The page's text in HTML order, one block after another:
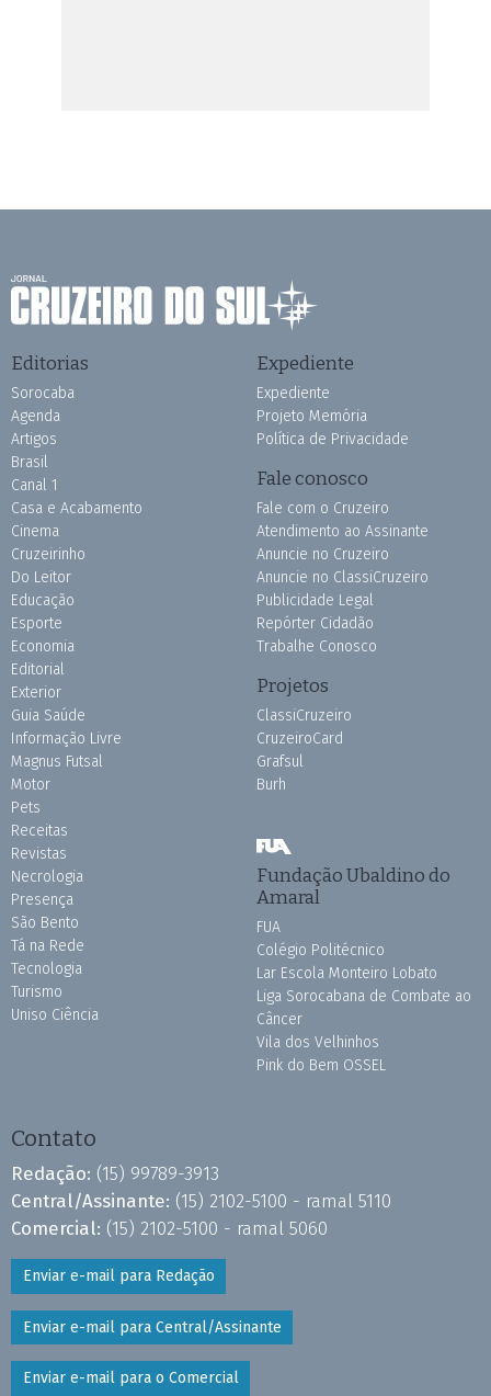
Editorias
Sorocaba
Agenda
Artigos
Brasil
Canal 1
Casa e Acabamento
Cinema
Cruzeirinho
Do Leitor
Educação
Esporte
Economia
Editorial
Exterior
Guia Saúde
Informação Livre
Magnus Futsal
Motor
Pets
Receitas
Revistas
Necrologia
Presença
São Bento
Tá na Rede
Tecnologia
Turismo
Uniso Ciência
Expediente
Expediente
Projeto Memória
Política de Privacidade
Fale conosco
Fale com o Cruzeiro
Atendimento ao Assinante
Anuncie no Cruzeiro
Anuncie no ClassiCruzeiro
Publicidade Legal
Repórter Cidadão
Trabalhe Conosco
Projetos
ClassiCruzeiro
CruzeiroCard
Grafsul
Burh
Fundação Ubaldino do
Amaral
FUA
Colégio Politécnico
Lar Escola Monteiro Lobato
Liga Sorocabana de Combate ao
Câncer
Vila dos Velhinhos
Pink do Bem OSSEL
Contato
Redação: (15) 99789-3913
Central/Assinante: (15) 2102-5100 - ramal 5110
Comercial: (15) 2102-5100 - ramal 5060
Enviar e-mail para Redação
Enviar e-mail para Central/Assinante
Enviar e-mail para o Comercial